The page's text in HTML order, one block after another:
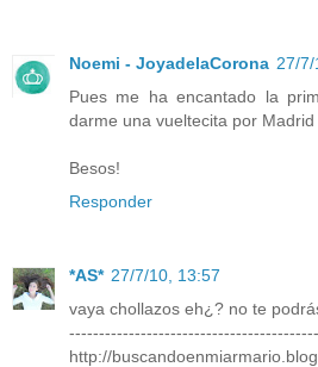
Noemi - JoyadelaCorona 27/
Pues me ha encantado la
darme una vueltecita por
Besos!
Responder
*AS* 27/7/10, 13:57
vaya chollazos eh¿? no te
http://